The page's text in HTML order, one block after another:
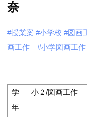
奈
#授業案 #小学校 #図画
画工作
#小学図画工作
学
年
小２/図画工作